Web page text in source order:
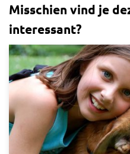
Misschien vind je
interessant?